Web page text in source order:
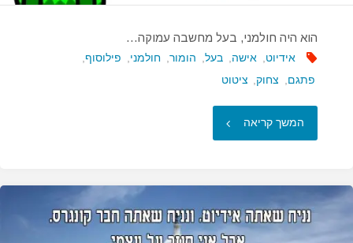
לאט…"
הוא היה חולמני, בעל מחשבה עמוקה…
אידיוט, אישה, בעל, הומור, חולמני, פילוסוף,
פתגם, צחוק, ציטוט
המשך קריאה "הוא
חולמני,
בעל